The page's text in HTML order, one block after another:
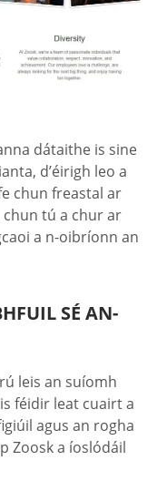
dátaithe is sine
d’éirigh leo a
chun freastal ar
tú a chur ar
a n-oibríonn an
SÉ AN-
leis an suíomh
féidir leat cuairt a
agus an rogha
Zoosk a íoslódáil